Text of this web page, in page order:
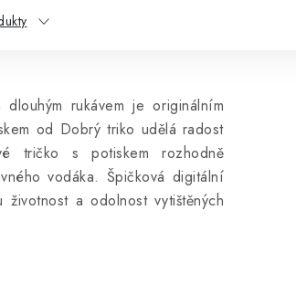
rukávem je originálním
od Dobrý triko udělá radost
tričko s potiskem rozhodně
vodáka. Špičková digitální
a odolnost vytištěných